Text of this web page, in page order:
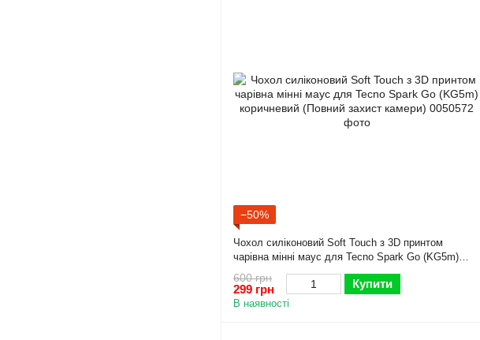
−50%
Чохол силіконовий Soft Touch з 3D принтом
чарівна мінні маус для Tecno Spark Go (KG5m)
коричневий (Повний захист камери)
600 грн
299 грн Купити
В наявності